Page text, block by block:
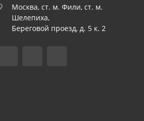
Москва, ст. м. Фили, ст. м.
Шелепиха,
Береговой проезд, д. 5 к. 2